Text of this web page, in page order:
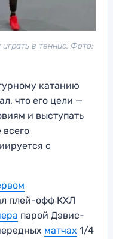
в теннис. Фото:
катанию
что его цели —
и выступать
всего
с
плей-офф КХЛ
парой Дэвис-
матчах 1/4